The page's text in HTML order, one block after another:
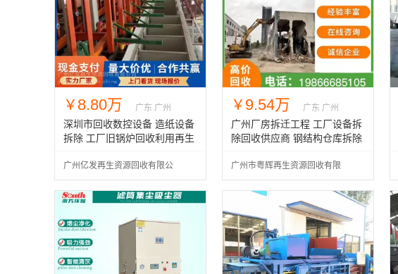
￥ 8.80万 广东 广州
深圳市回收数控设备 造纸设备
拆除 工厂旧锅炉回收利用再生
广州亿发再生资源回收有限公
司
￥ 9.54万 广东 广州
广州厂房拆迁工程 工厂设备拆
除回收供应商 钢结构仓库拆除
广州市粤辉再生资源回收有限
公司